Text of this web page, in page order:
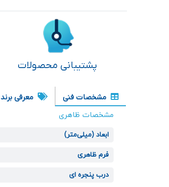
پشتیبانی محصولات
مشخصات فنی معرفی برند
مشخصات ظاهری
ابعاد (میلی‌متر)
فرم ظاهری
درب پنجره ای